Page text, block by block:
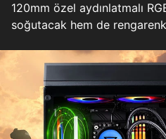
120mm özel aydınlatmalı
soğutacak hem de